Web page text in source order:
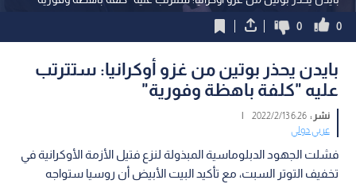
0
0
بايدن يحذر بوتين من غزو أوكرانيا: ستترتب
عليه "كلفة باهظة وفورية"
نشر :6:26 2022/2/13
|
عربي دولي
فشلت الجهود الدبلوماسية المبذولة لنزع فتيل الأزمة الأوكرانية في
تخفيف التوتر السبت، مع تأكيد البيت الأبيض أن روسيا ستواجه